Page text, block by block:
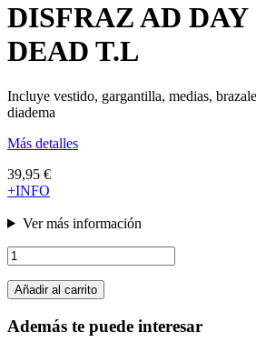
DISFRAZ AD DAY
DEAD T.L
Incluye vestido, gargantilla, medias,
diadema
Más detalles
39,95 €
+INFO
Ver más información
Añadir al carrito
Además te puede interesar